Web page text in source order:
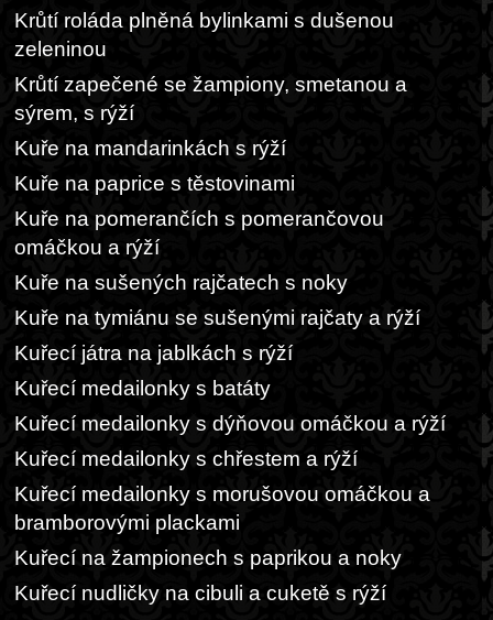
Krůtí roláda plněná bylinkami s dušenou
zeleninou
Krůtí zapečené se žampiony, smetanou a
sýrem, s rýží
Kuře na mandarinkách s rýží
Kuře na paprice s těstovinami
Kuře na pomerančích s pomerančovou
omáčkou a rýží
Kuře na sušených rajčatech s noky
Kuře na tymiánu se sušenými rajčaty a rýží
Kuřecí játra na jablkách s rýží
Kuřecí medailonky s batáty
Kuřecí medailonky s dýňovou omáčkou a rýží
Kuřecí medailonky s chřestem a rýží
Kuřecí medailonky s morušovou omáčkou a
bramborovými plackami
Kuřecí na žampionech s paprikou a noky
Kuřecí nudličky na cibuli a cuketě s rýží